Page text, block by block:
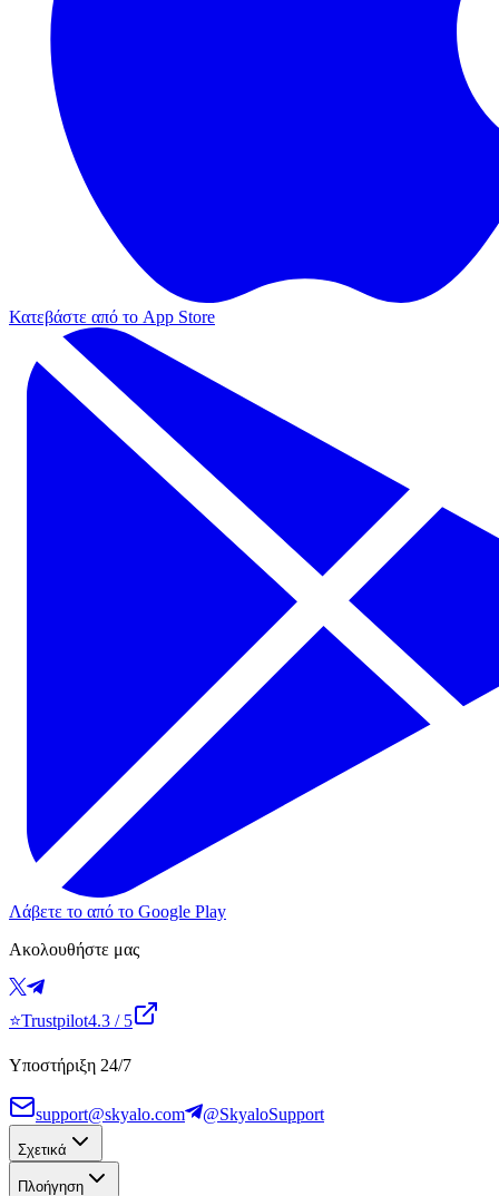
Κατεβάστε από το App Store
Λάβετε το από το Google Play
Ακολουθήστε μας
⭐Trustpilot4.3 / 5
Υποστήριξη 24/7
support@skyalo.com @SkyaloSupport
Σχετικά
Πλοήγηση